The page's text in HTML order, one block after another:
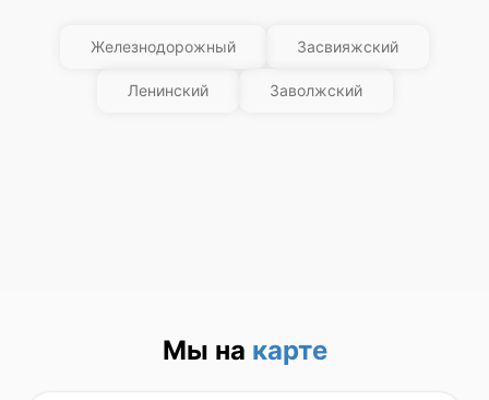
Железнодорожный Засвияжский
Ленинский Заволжский
Мы на карте